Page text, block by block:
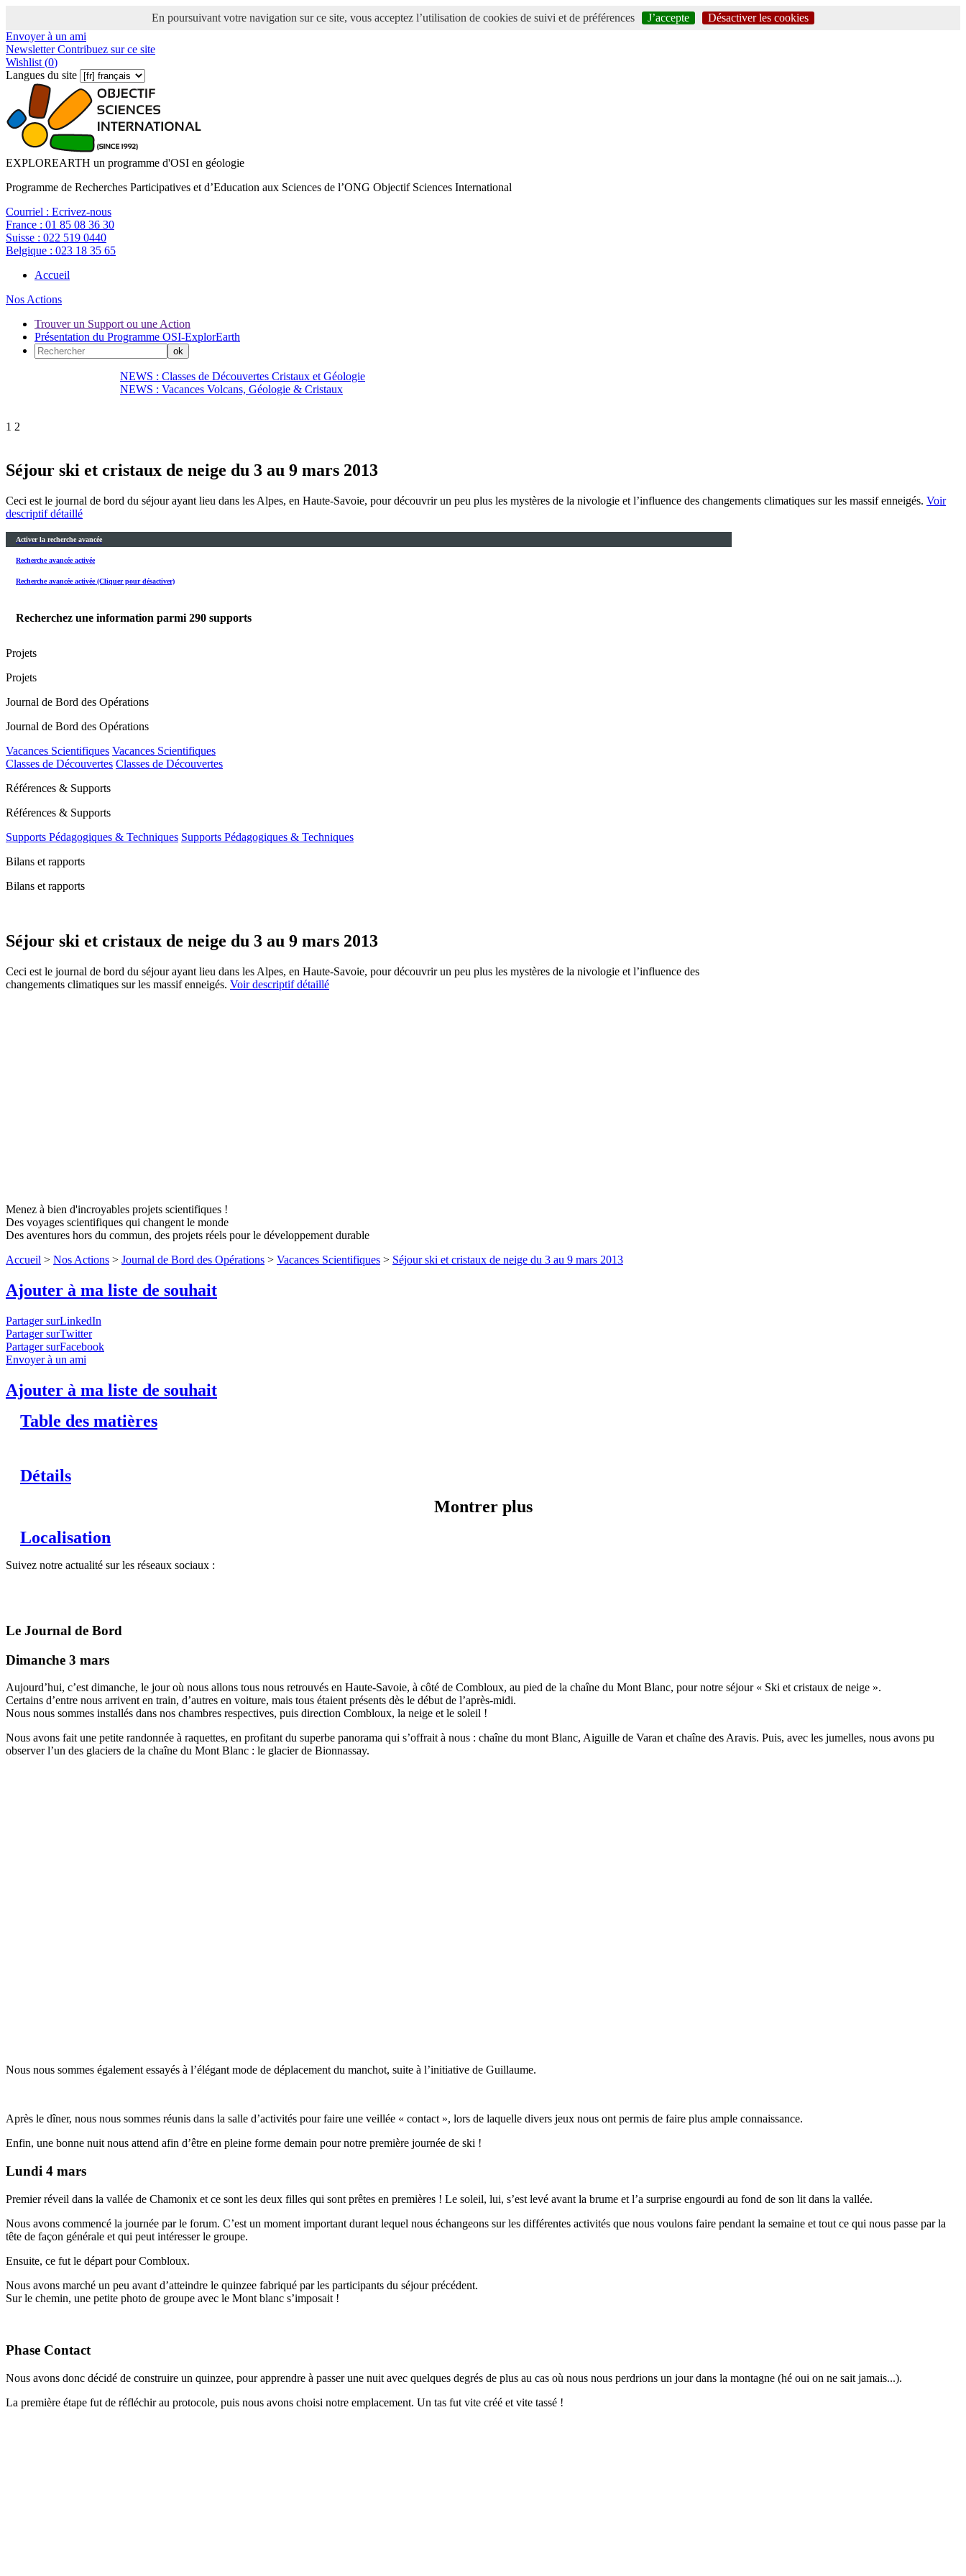
En poursuivant votre navigation sur ce site, vous acceptez l’utilisation de cookies de suivi et de préférences J’accepte
Désactiver les cookies
Envoyer à un ami
NewsletterContribuez sur ce site
Wishlist (0)
Langues du site
EXPLOREARTH un programme d'OSI en géologie
Programme de Recherches Participatives et d’Education aux Sciences de l’ONG Objectif Sciences International
Courriel : Ecrivez-nous
France : 01 85 08 36 30
Suisse : 022 519 0440
Belgique : 023 18 35 65
Accueil
Nos Actions
Trouver un Support ou une Action
Présentation du Programme OSI-ExplorEarth
NEWS : Classes de Découvertes Cristaux et Géologie
NEWS : Vacances Volcans, Géologie & Cristaux
1 2
Séjour ski et cristaux de neige du 3 au 9 mars 2013
Ceci est le journal de bord du séjour ayant lieu dans les Alpes, en Haute-Savoie, pour découvrir un peu plus les mystères de la nivologie et l’influence des changements climatiques sur les massif enneigés. Voir
descriptif détaillé
Activer la recherche avancée
Recherche avancée activée
Recherche avancée activée (Cliquer pour désactiver)
Recherchez une information parmi 290 supports
Projets
Projets
Journal de Bord des Opérations
Journal de Bord des Opérations
Vacances Scientifiques Vacances Scientifiques
Classes de Découvertes Classes de Découvertes
Références & Supports
Références & Supports
Supports Pédagogiques & Techniques Supports Pédagogiques & Techniques
Bilans et rapports
Bilans et rapports
Séjour ski et cristaux de neige du 3 au 9 mars 2013
Ceci est le journal de bord du séjour ayant lieu dans les Alpes, en Haute-Savoie, pour découvrir un peu plus les mystères de la nivologie et l’influence des
changements climatiques sur les massif enneigés. Voir descriptif détaillé
Menez à bien d'incroyables projets scientifiques !
Des voyages scientifiques qui changent le monde
Des aventures hors du commun, des projets réels pour le développement durable
Accueil > Nos Actions > Journal de Bord des Opérations > Vacances Scientifiques > Séjour ski et cristaux de neige du 3 au 9 mars 2013
Ajouter à ma liste de souhait
Partager surLinkedIn
Partager surTwitter
Partager surFacebook
Envoyer à un ami
Ajouter à ma liste de souhait
Table des matières
Détails
Montrer plus
Localisation
Suivez notre actualité sur les réseaux sociaux :
Le Journal de Bord
Dimanche 3 mars
Aujourd’hui, c’est dimanche, le jour où nous allons tous nous retrouvés en Haute-Savoie, à côté de Combloux, au pied de la chaîne du Mont Blanc, pour notre séjour « Ski et cristaux de neige ».
Certains d’entre nous arrivent en train, d’autres en voiture, mais tous étaient présents dès le début de l’après-midi.
Nous nous sommes installés dans nos chambres respectives, puis direction Combloux, la neige et le soleil !
Nous avons fait une petite randonnée à raquettes, en profitant du superbe panorama qui s’offrait à nous : chaîne du mont Blanc, Aiguille de Varan et chaîne des Aravis. Puis, avec les jumelles, nous avons pu
observer l’un des glaciers de la chaîne du Mont Blanc : le glacier de Bionnassay.
Nous nous sommes également essayés à l’élégant mode de déplacement du manchot, suite à l’initiative de Guillaume.
Après le dîner, nous nous sommes réunis dans la salle d’activités pour faire une veillée « contact », lors de laquelle divers jeux nous ont permis de faire plus ample connaissance.
Enfin, une bonne nuit nous attend afin d’être en pleine forme demain pour notre première journée de ski !
Lundi 4 mars
Premier réveil dans la vallée de Chamonix et ce sont les deux filles qui sont prêtes en premières ! Le soleil, lui, s’est levé avant la brume et l’a surprise engourdi au fond de son lit dans la vallée.
Nous avons commencé la journée par le forum. C’est un moment important durant lequel nous échangeons sur les différentes activités que nous voulons faire pendant la semaine et tout ce qui nous passe par la
tête de façon générale et qui peut intéresser le groupe.
Ensuite, ce fut le départ pour Combloux.
Nous avons marché un peu avant d’atteindre le quinzee fabriqué par les participants du séjour précédent.
Sur le chemin, une petite photo de groupe avec le Mont blanc s’imposait !
Phase Contact
Nous avons donc décidé de construire un quinzee, pour apprendre à passer une nuit avec quelques degrés de plus au cas où nous nous perdrions un jour dans la montagne (hé oui on ne sait jamais...).
La première étape fut de réfléchir au protocole, puis nous avons choisi notre emplacement. Un tas fut vite créé et vite tassé !